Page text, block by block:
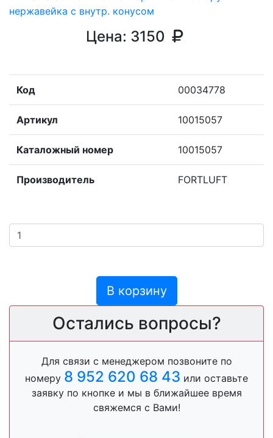
Цена: 3150
Код 00034778
Артикул 10015057
Каталожный номер 10015057
Производитель FORTLUFT
В корзину
Остались вопросы?
Для связи с менеджером позвоните по
номеру 8 952 620 68 43 или оставьте
заявку по кнопке и мы в ближайшее время
свяжемся с Вами!